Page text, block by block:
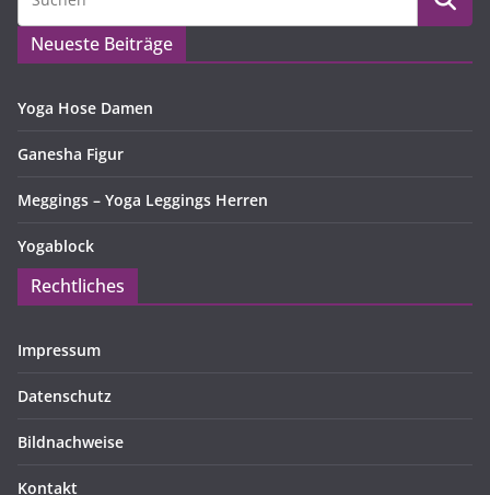
Neueste Beiträge
Yoga Hose Damen
Ganesha Figur
Meggings – Yoga Leggings Herren
Yogablock
Rechtliches
Impressum
Datenschutz
Bildnachweise
Kontakt